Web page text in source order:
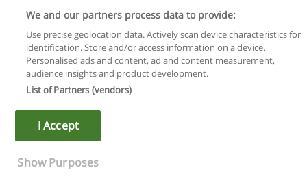
Règles d'utilisation
Confidentialité des données
Contacter Educaedu
Copyright © Educaedu Business S.L. - CIF : B-95610580: -
We and our partners process data to provide:
Use precise geolocation data. Actively scan device characteristics for
identification. Store and/or access information on a device.
Personalised ads and content, ad and content measurement,
audience insights and product development.
List of Partners (vendors)
I Accept
Show Purposes